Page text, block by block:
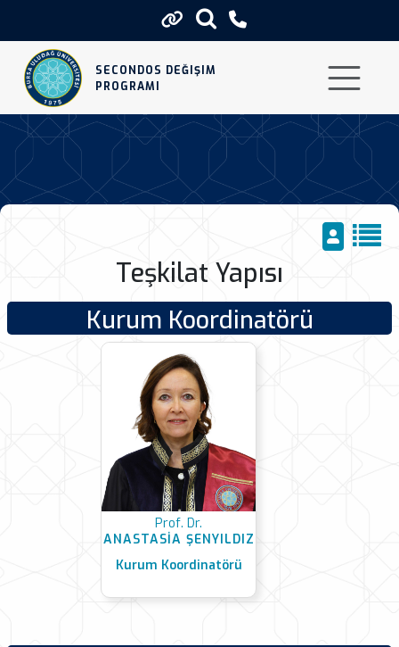
SECONDOS DEĞIŞIM
PROGRAMI
Teskilat Yapisi
Teşkilat Yapısı
Kurum Koordinatörü
Prof. Dr.
ANASTASİA ŞENYILDIZ
Kurum Koordinatörü